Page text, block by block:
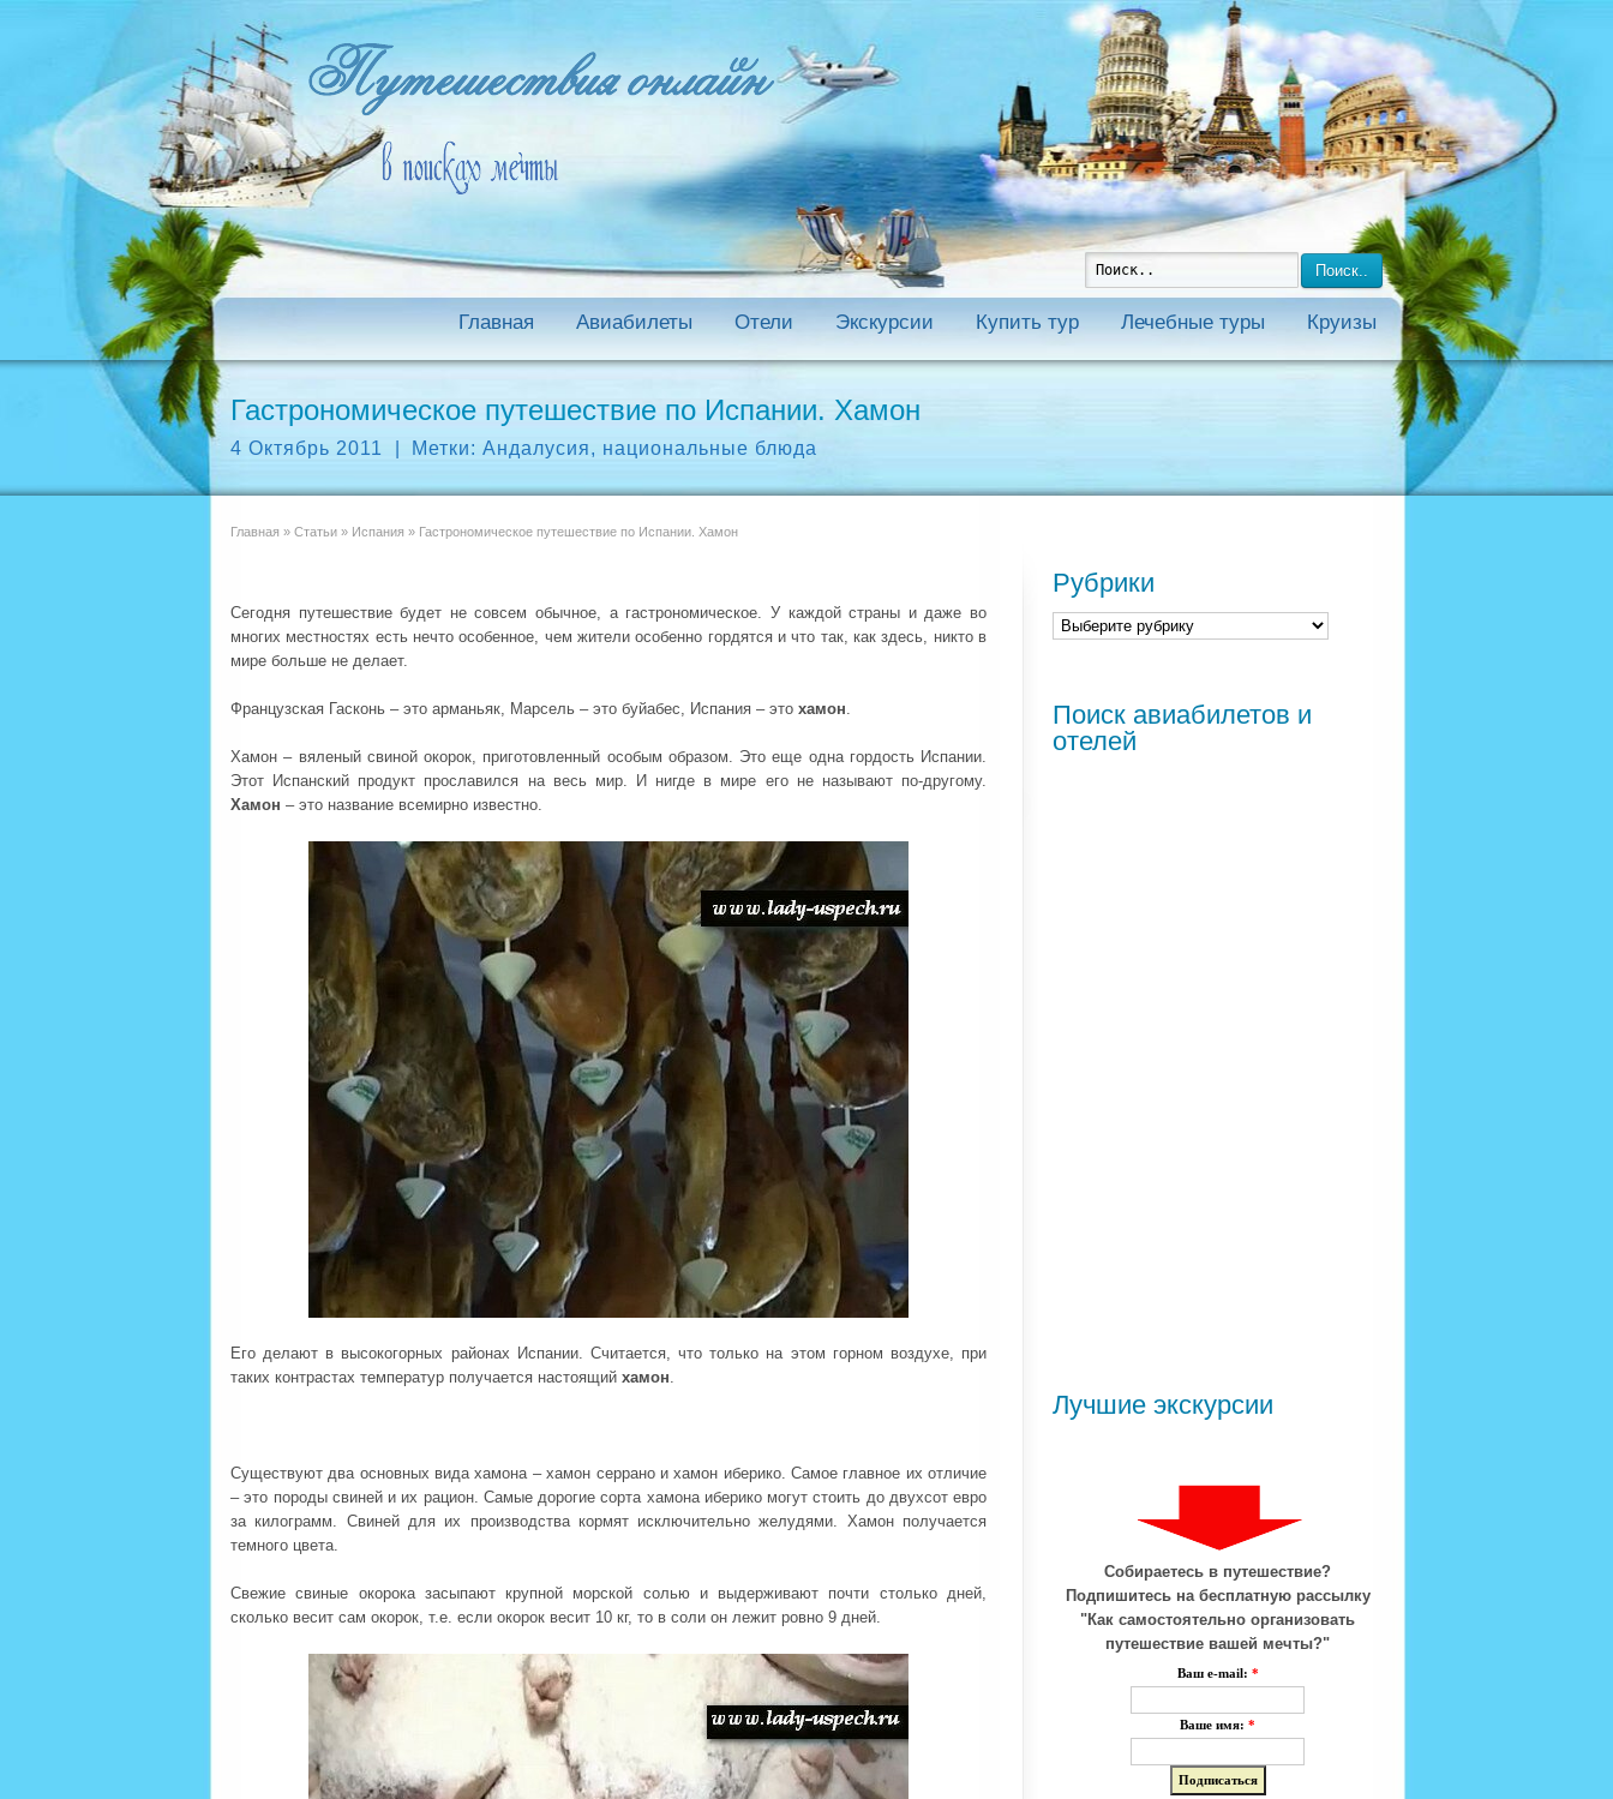
Поиск..
Главная Авиабилеты Отели Экскурсии Купить тур Лечебные туры Круизы
Гастрономическое путешествие по Испании. Хамон
4 Октябрь 2011 Метки:Андалусия, национальные блюда
Главная » Статьи » Испания » Гастрономическое путешествие по Испании. Хамон
Сегодня путешествие будет не совсем обычное, а гастрономическое. У каждой страны и даже во
многих местностях есть нечто особенное, чем жители особенно гордятся и что так, как здесь, никто в
мире больше не делает.
Французская Гасконь – это арманьяк, Марсель – это буйабес, Испания – это хамон.
Хамон – вяленый свиной окорок, приготовленный особым образом. Это еще одна гордость Испании.
Этот Испанский продукт прославился на весь мир. И нигде в мире его не называют по-другому.
Хамон – это название всемирно известно.
Его делают в высокогорных районах Испании. Считается, что только на этом горном воздухе, при
таких контрастах температур получается настоящий хамон.
Существуют два основных вида хамона – хамон серрано и хамон иберико. Самое главное их отличие
– это породы свиней и их рацион. Самые дорогие сорта хамона иберико могут стоить до двухсот евро
за килограмм. Свиней для их производства кормят исключительно желудями. Хамон получается
темного цвета.
Свежие свиные окорока засыпают крупной морской солью и выдерживают почти столько дней,
сколько весит сам окорок, т.е. если окорок весит 10 кг, то в соли он лежит ровно 9 дней.
Рубрики
Поиск авиабилетов и
отелей
Лучшие экскурсии
Собираетесь в путешествие?
Подпишитесь на бесплатную рассылку
"Как самостоятельно организовать
путешествие вашей мечты?"
Ваш e-mail: *
Ваше имя: *